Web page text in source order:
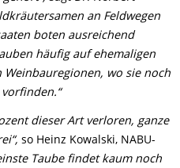
an Feldwegen
boten ausreichend
häufig auf ehemaligen
wo sie noch
dieser Art verloren, ganze
so Heinz Kowalski, NABU-
Taube findet kaum noch